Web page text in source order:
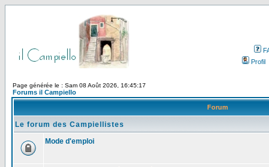
Profil
Page générée le : Sam 08 Août 2026, 16:45:17
Forums il Campiello
Forum
Le forum des Campiellistes
Mode d'emploi